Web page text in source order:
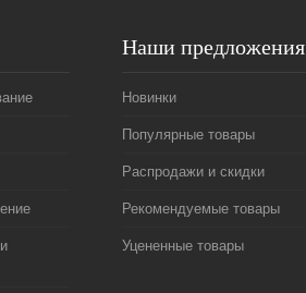
Наши предложения
Новинки
Популярные товары
Распродажи и скидки
Рекомендуемые товары
Уцененные товары